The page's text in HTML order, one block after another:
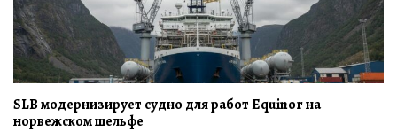
SLB модернизирует судно для работ Equinor на
норвежском шельфе